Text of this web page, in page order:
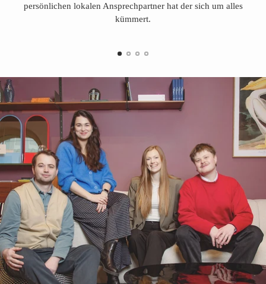
persönlichen lokalen Ansprechpartner hat der sich um alles
kümmert.